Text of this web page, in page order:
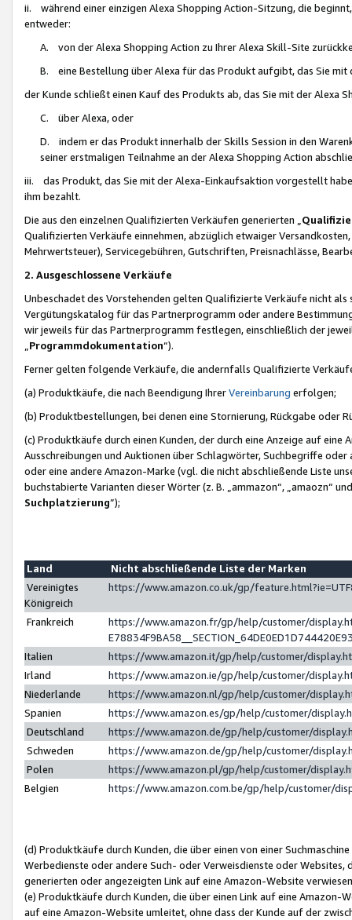
ii. während einer einzigen Alexa Shopping Action-Sitzung, die
entweder:
A. von der Alexa Shopping Action zu Ihrer Alexa Skill-Site
B. eine Bestellung über Alexa für das Produkt aufgibt, das Sie mit
der Kunde schließt einen Kauf des Produkts ab, das Sie mit der Alexa
C. über Alexa, oder
D. indem er das Produkt innerhalb der Skills Session in den
seiner erstmaligen Teilnahme an der Alexa Shopping Action
iii. das Produkt, das Sie mit der Alexa-Einkaufsaktion vorgestellt
ihm bezahlt.
Die aus den einzelnen Qualifizierten Verkäufen generierten „
Qualifizierten Verkäufe einnehmen, abzüglich etwaiger
Mehrwertsteuer), Servicegebühren, Gutschriften, Preisnachlässe,
2. Ausgeschlossene Verkäufe
Unbeschadet des Vorstehenden gelten Qualifizierte Verkäufe nicht
Vergütungskatalog für das Partnerprogramm oder andere
wir jeweils für das Partnerprogramm festlegen, einschließlich der
Programmdokumentation“).
Ferner gelten folgende Verkäufe, die andernfalls Qualifizierte
(a) Produktkäufe, die nach Beendigung IhrerVereinbarung erfolgen;
(b) Produktbestellungen, bei denen eine Stornierung, Rückgabe oder
(c) Produktkäufe durch einen Kunden, der durch eine Anzeige auf
Ausschreibungen und Auktionen über Schlagwörter, Suchbegriffe
oder eine andere Amazon-Marke (vgl. die nicht abschließende Liste
buchstabierte Varianten dieser Wörter (z. B. „ammazon“, „amaozn“
Suchplatzierung”);
Land
Nicht abschließende Liste der Marken
Vereinigtes
Königreich
https://www.amazon.co.uk/gp/
Frankreich
https://www.amazon.fr/gp/help/customer/
Italien
https://www.amazon.it/gp/help/customer/
Irland
https://www.amazon.ie/gp/help/customer/
Niederlande
https://www.amazon.nl/gp/help/customer/
Spanien
https://www.amazon.es/gp/help/customer/
Deutschland
https://www.amazon.de/gp/help/customer/
Schweden
https://www.amazon.de/gp/help/customer/
Polen
https://www.amazon.pl/gp/help/customer/
Belgien
https://www.amazon.com.be/gp/help/customer/
(d) Produktkäufe durch Kunden, die über einen von einer
Werbedienste oder andere Such- oder Verweisdienste oder Websites,
generierten oder angezeigten Link auf eine Amazon-Website
(e) Produktkäufe durch Kunden, die über einen Link auf eine
auf eine Amazon-Website umleitet, ohne dass der Kunde auf der